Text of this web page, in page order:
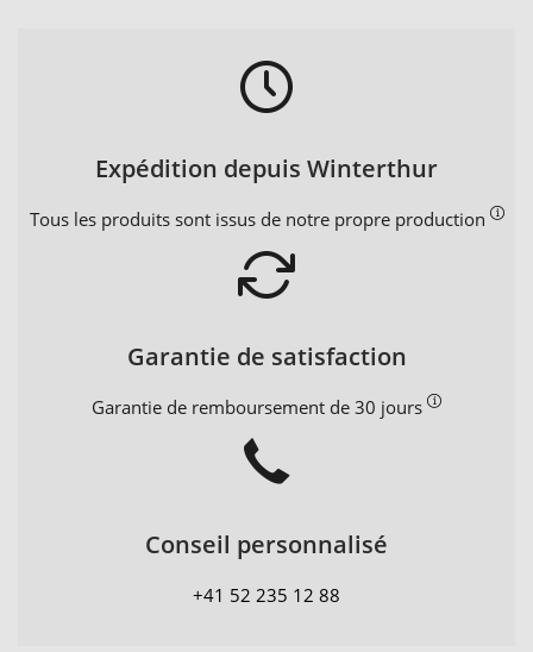
Expédition depuis Winterthur
Tous les produits sont issus de notre propre production
Garantie de satisfaction
Garantie de remboursement de 30 jours
Conseil personnalisé
+41 52 235 12 88